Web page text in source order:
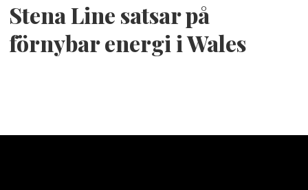
Stena Line satsar på
förnybar energi i Wales